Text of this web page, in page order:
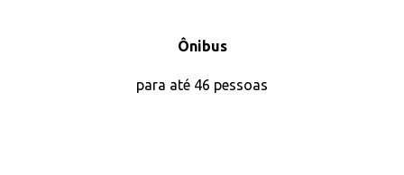
Ônibus
para até 46 pessoas